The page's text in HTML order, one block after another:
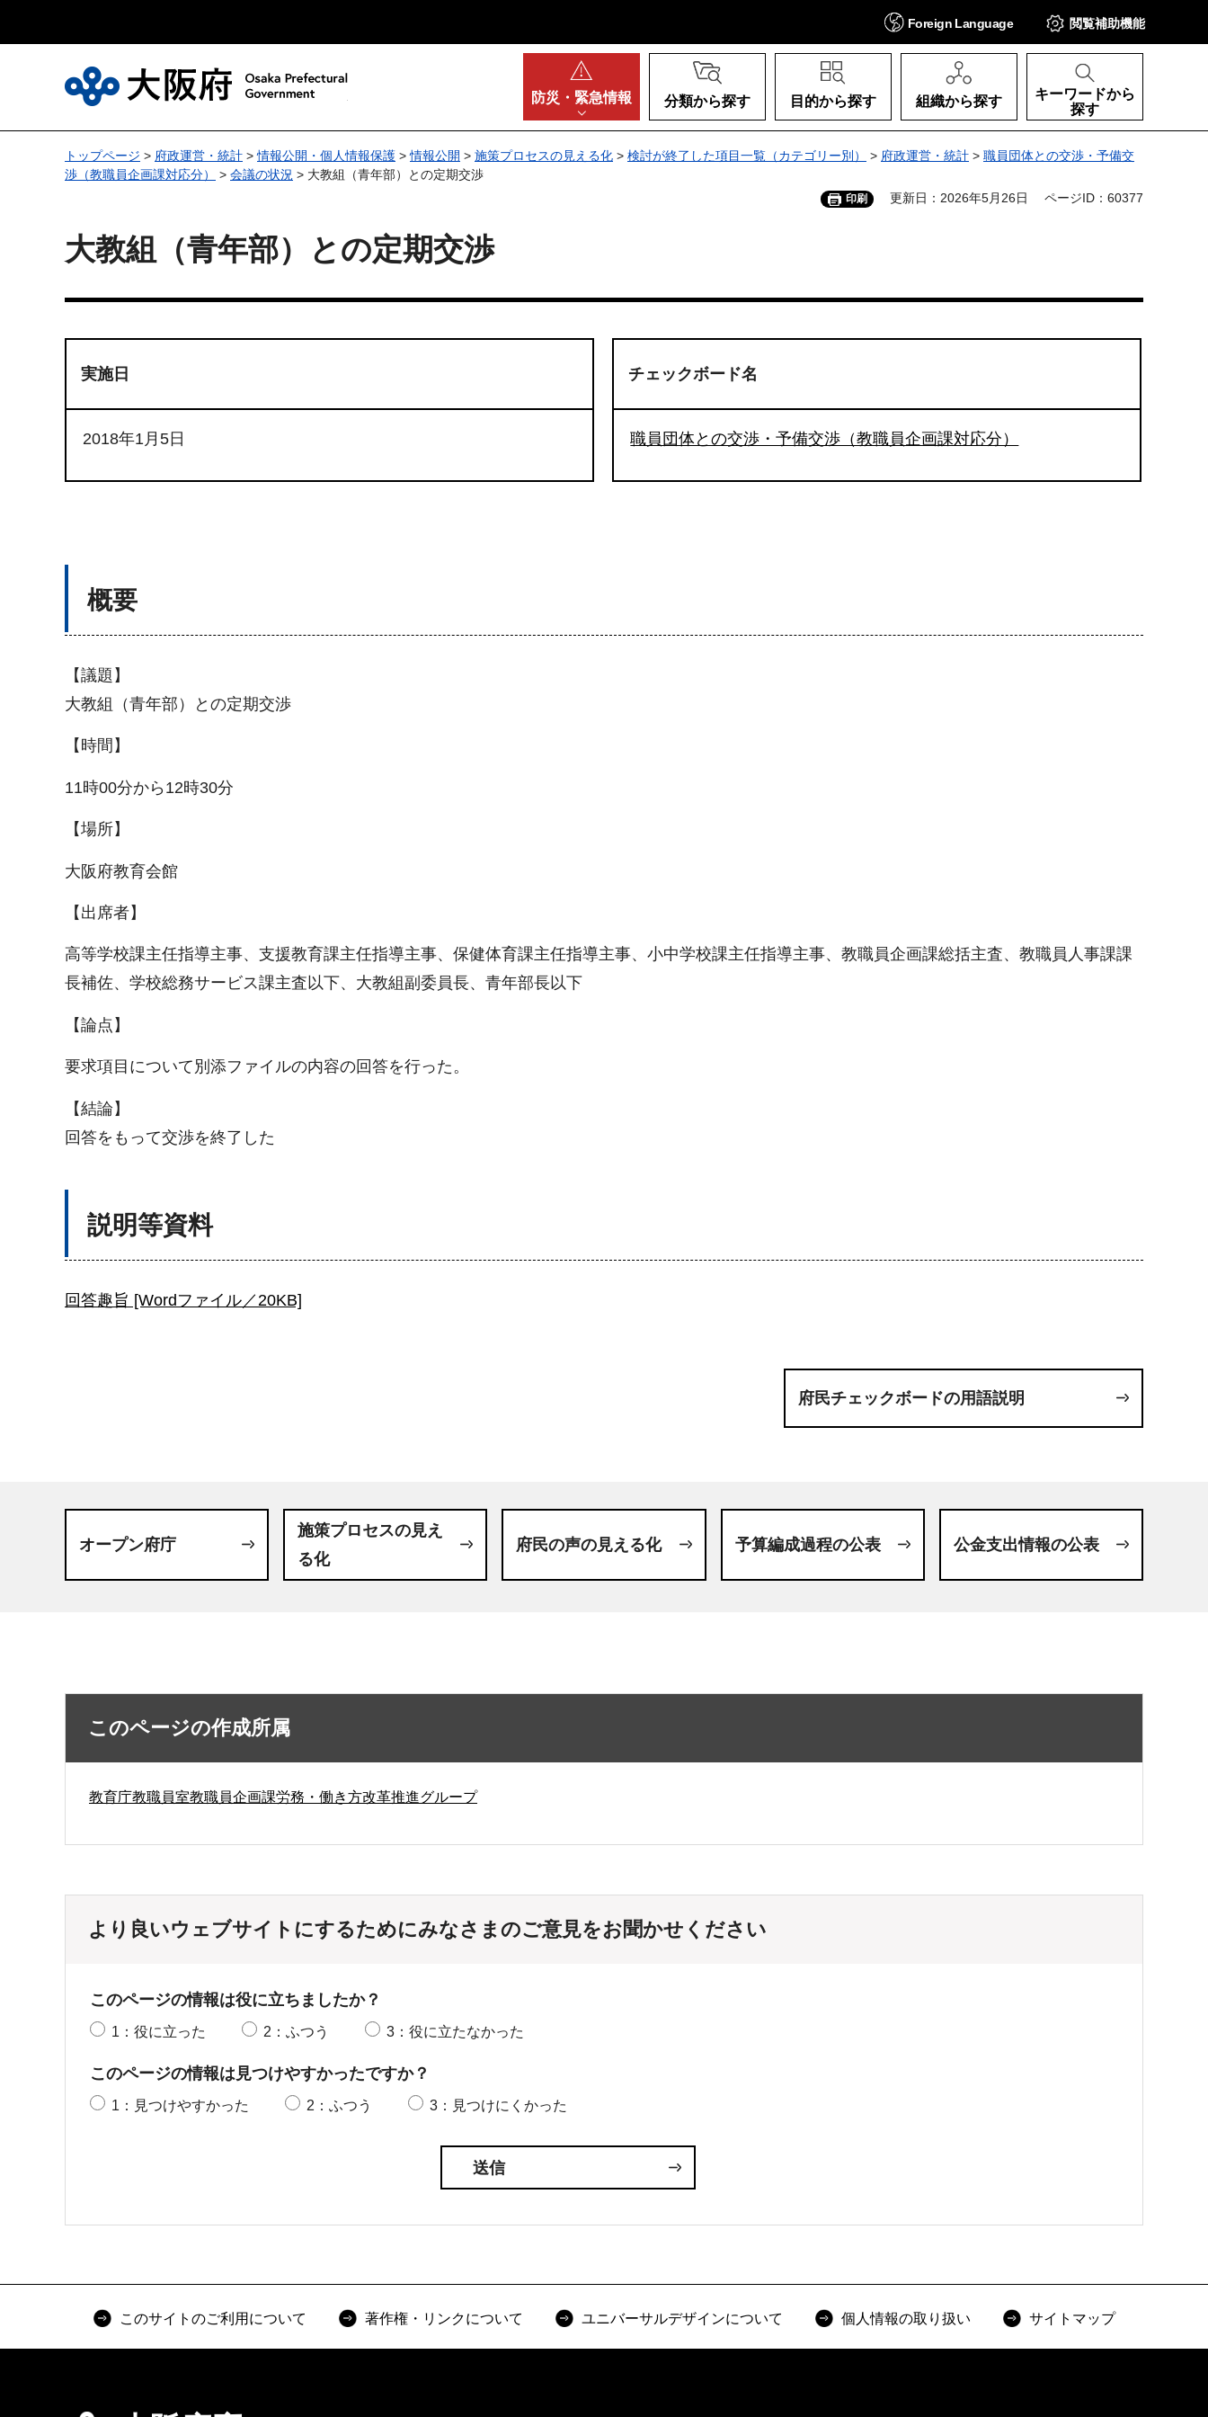
Foreign Language 閲覧補助機能
防災・ 緊急情報 分類から探す 目的から探す 組織から探す
キーワードから
探す
トップページ > 府政運営・統計 >情報公開・個人情報保護 >情報公開 > 施策プロセスの見える化 > 検討が終了した項目一覧（カテゴリー別） > 府政運営・統計 > 職員団体との交渉・予備交
渉（教職員企画課対応分）
> 会議の状況 > 大教組（青年部）との定期交渉
印刷 更新日：2026年5月26日 ページID：60377
大教組（青年部）との定期交渉
実施日
2018年1月5日
チェックボード名
職員団体との交渉・予備交渉（教職員企画課対応分）
概要
【議題】
大教組（青年部）との定期交渉
【時間】
11時00分から12時30分
【場所】
大阪府教育会館
【出席者】
高等学校課主任指導主事、支援教育課主任指導主事、保健体育課主任指導主事、小中学校課主任指導主事、教職員企画課総括主査、教職員人事課課
長補佐、学校総務サービス課主査以下、大教組副委員長、青年部長以下
【論点】
要求項目について別添ファイルの内容の回答を行った。
【結論】
回答をもって交渉を終了した
説明等資料
回答趣旨 [Wordファイル／20KB]
府民チェックボードの用語説明
オープン府庁
施策プロセスの見え
る化
府民の声の見える化 予算編成過程の公表 公金支出情報の公表
このページの作成所属
教育庁教職員室教職員企画課労務・働き方改革推進グループ
より良いウェブサイトにするためにみなさまのご意見をお聞かせください
このページの情報は役に立ちましたか？
1：役に立った 2：ふつう 3：役に立たなかった
このページの情報は見つけやすかったですか？
1：見つけやすかった 2：ふつう 3：見つけにくかった
このサイトのご利用について 著作権・リンクについて ユニバーサルデザインについて 個人情報の取り扱い サイトマップ